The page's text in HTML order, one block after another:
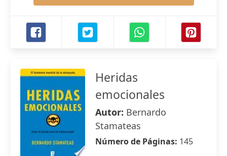
Heridas
emocionales
Autor: Bernardo
Stamateas
Número de Páginas: 145